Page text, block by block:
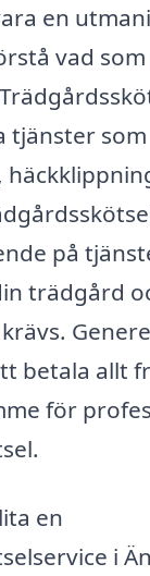
en
vad
tjänster som
på
trädgård
betala allt
för
en
i